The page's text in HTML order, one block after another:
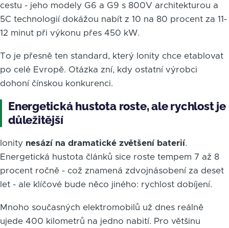
cestu - jeho modely G6 a G9 s 800V architekturou a
5C technologií dokážou nabít z 10 na 80 procent za 11-
12 minut při výkonu přes 450 kW.
To je přesně ten standard, který Ionity chce etablovat
po celé Evropě. Otázka zní, kdy ostatní výrobci
dohoní čínskou konkurenci.
Energetická hustota roste, ale rychlost je
důležitější
Ionity nesází na dramatické zvětšení baterií.
Energetická hustota článků sice roste tempem 7 až 8
procent ročně - což znamená zdvojnásobení za deset
let - ale klíčové bude něco jiného: rychlost dobíjení.
Mnoho současných elektromobilů už dnes reálně
ujede 400 kilometrů na jedno nabití. Pro většinu